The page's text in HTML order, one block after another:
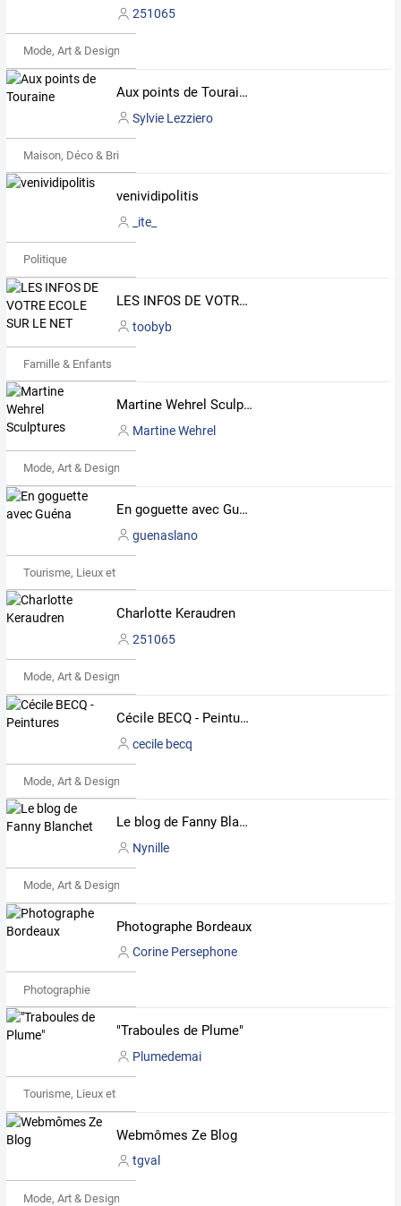
251065
Mode, Art & Design
Aux points de Touraine
Sylvie Lezziero
Maison, Déco & Bricolage
venividipolitis
_ite_
Politique
LES INFOS DE VOTRE ECOLE SUR LE NET
toobyb
Famille & Enfants
Martine Wehrel Sculptures
Martine Wehrel
Mode, Art & Design
En goguette avec Guéna
guenaslano
Tourisme, Lieux et Événements
Charlotte Keraudren
251065
Mode, Art & Design
Cécile BECQ - Peintures
cecile becq
Mode, Art & Design
Le blog de Fanny Blanchet
Nynille
Mode, Art & Design
Photographe Bordeaux
Corine Persephone
Photographie
"Traboules de Plume"
Plumedemai
Tourisme, Lieux et Événements
Webmômes Ze Blog
tgval
Mode, Art & Design